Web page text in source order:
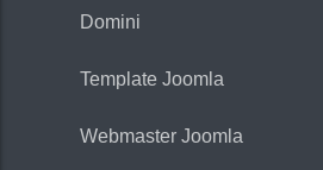
Domini
Template Joomla
Webmaster Joomla